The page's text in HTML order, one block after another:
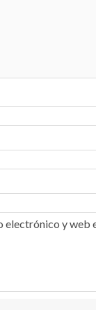
y web